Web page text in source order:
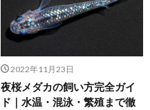
2022年11月23日
夜桜メダカの飼い方完全ガイ
ド｜水温・混泳・繁殖まで徹